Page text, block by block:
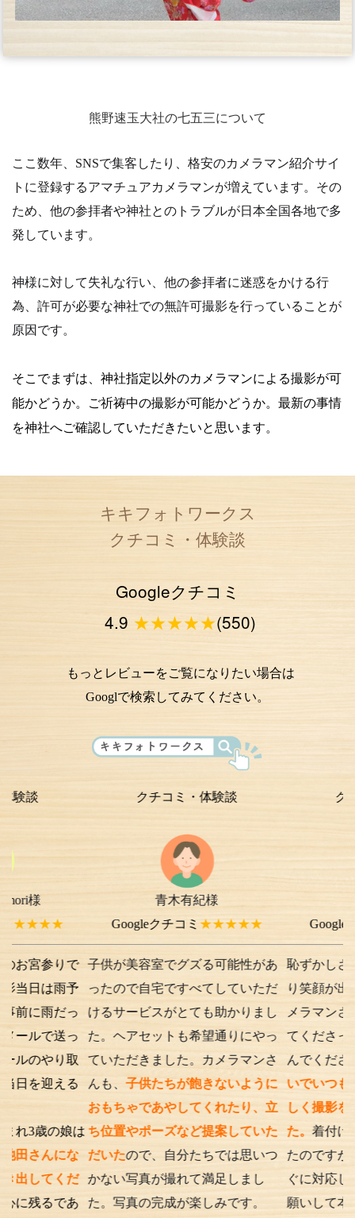
熊野速玉大社の七五三について
ここ数年、SNSで集客したり、格安のカメラマン紹介サイ
トに登録するアマチュアカメラマンが増えています。その
ため、他の参拝者や神社とのトラブルが日本全国各地で多
発しています。
神様に対して失礼な行い、他の参拝者に迷惑をかける行
為、許可が必要な神社での無許可撮影を行っていることが
原因です。
そこでまずは、神社指定以外のカメラマンによる撮影が可
能かどうか。 ご祈祷中の撮影が可能かどうか。 最新の事情
を神社へご確認していただきたいと思います。
キキフォトワークス
クチコミ・体験談
Googleクチコミ
4.9 ★★★★★(550)
もっとレビューをご覧になりたい場合は
Googlで検索してみてください。
りで
予
だっ
っ
り取
る
娘は
な
だ
であ
クチコミ・体験談
青木有紀様
Googleクチコミ★★★★★
子供が美容室でグズる可能性があ
ったので自宅ですべてしていただ
けるサービスがとても助かりまし
た。ヘアセットも希望通りにやっ
ていただきました。カメラマンさ
んも、子供たちが飽きないように
おもちゃであやしてくれたり、立
ち位置やポーズなど提案していた
だいたので、自分たちでは思いつ
かない写真が撮れて満足しまし
た。写真の完成が楽しみです。
クチコミ・
Googleクチコミ
恥ずかしさから最初
り笑顔が出ない子供
メラマンさんが根気
てくださったり落ち
んでくださったり、
いでいつもの笑顔が
しく撮影を行うこと
た。着付けとアテン
たのですが、撮影時
ぐに対応してくださ
願いして本当に良か